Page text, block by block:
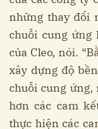
những thay đổi
chuỗi cung ứng
của Cleo, nói.
xây dựng độ
chuỗi cung ứng,
hơn các cam
thực hiện các